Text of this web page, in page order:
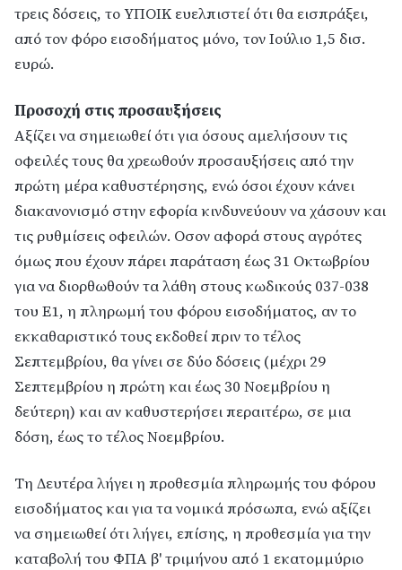
τρεις δόσεις, το ΥΠΟΙΚ ευελπιστεί ότι θα εισπράξει,
από τον φόρο εισοδήματος μόνο, τον Ιούλιο 1,5 δισ.
ευρώ.
Προσοχή στις προσαυξήσεις
Αξίζει να σημειωθεί ότι για όσους αμελήσουν τις
οφειλές τους θα χρεωθούν προσαυξήσεις από την
πρώτη μέρα καθυστέρησης, ενώ όσοι έχουν κάνει
διακανονισμό στην εφορία κινδυνεύουν να χάσουν και
τις ρυθμίσεις οφειλών. Οσον αφορά στους αγρότες
όμως που έχουν πάρει παράταση έως 31 Οκτωβρίου
για να διορθωθούν τα λάθη στους κωδικούς 037-038
του Ε1, η πληρωμή του φόρου εισοδήματος, αν το
εκκαθαριστικό τους εκδοθεί πριν το τέλος
Σεπτεμβρίου, θα γίνει σε δύο δόσεις (μέχρι 29
Σεπτεμβρίου η πρώτη και έως 30 Νοεμβρίου η
δεύτερη) και αν καθυστερήσει περαιτέρω, σε μια
δόση, έως το τέλος Νοεμβρίου.
Τη Δευτέρα λήγει η προθεσμία πληρωμής του φόρου
εισοδήματος και για τα νομικά πρόσωπα, ενώ αξίζει
να σημειωθεί ότι λήγει, επίσης, η προθεσμία για την
καταβολή του ΦΠΑ β' τριμήνου από 1 εκατομμύριο